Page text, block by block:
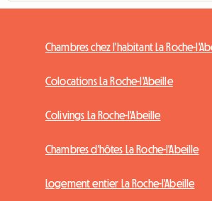
Chambres chez l'habitant La Roche-
Colocations La Roche-l'Abeille
Colivings La Roche-l'Abeille
Chambres d'hôtes La Roche-l'Abeille
Logement entier La Roche-l'Abeille